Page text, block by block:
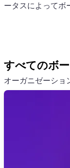
ータスによってボ
すべてのボ
オーガニゼーショ